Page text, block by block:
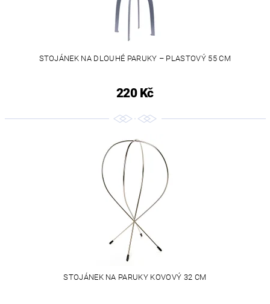
STOJÁNEK NA DLOUHÉ PARUKY – PLASTOVÝ 55 CM
220 Kč
STOJÁNEK NA PARUKY KOVOVÝ 32 CM